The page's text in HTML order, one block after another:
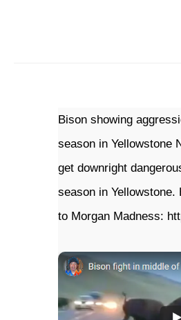
Bison showing
season in Yellowstone
get downright
season in
to Morgan Madness: